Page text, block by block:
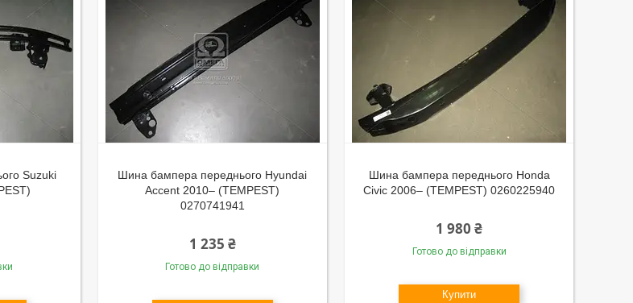
Suzuki
Шина бампера переднього Hyundai
Accent 2010– (TEMPEST)
0270741941
1 235 ₴
Готово до відправки
Шина бампера переднього Honda
Civic 2006– (TEMPEST) 0260225940
1 980 ₴
Готово до відправки
Купити